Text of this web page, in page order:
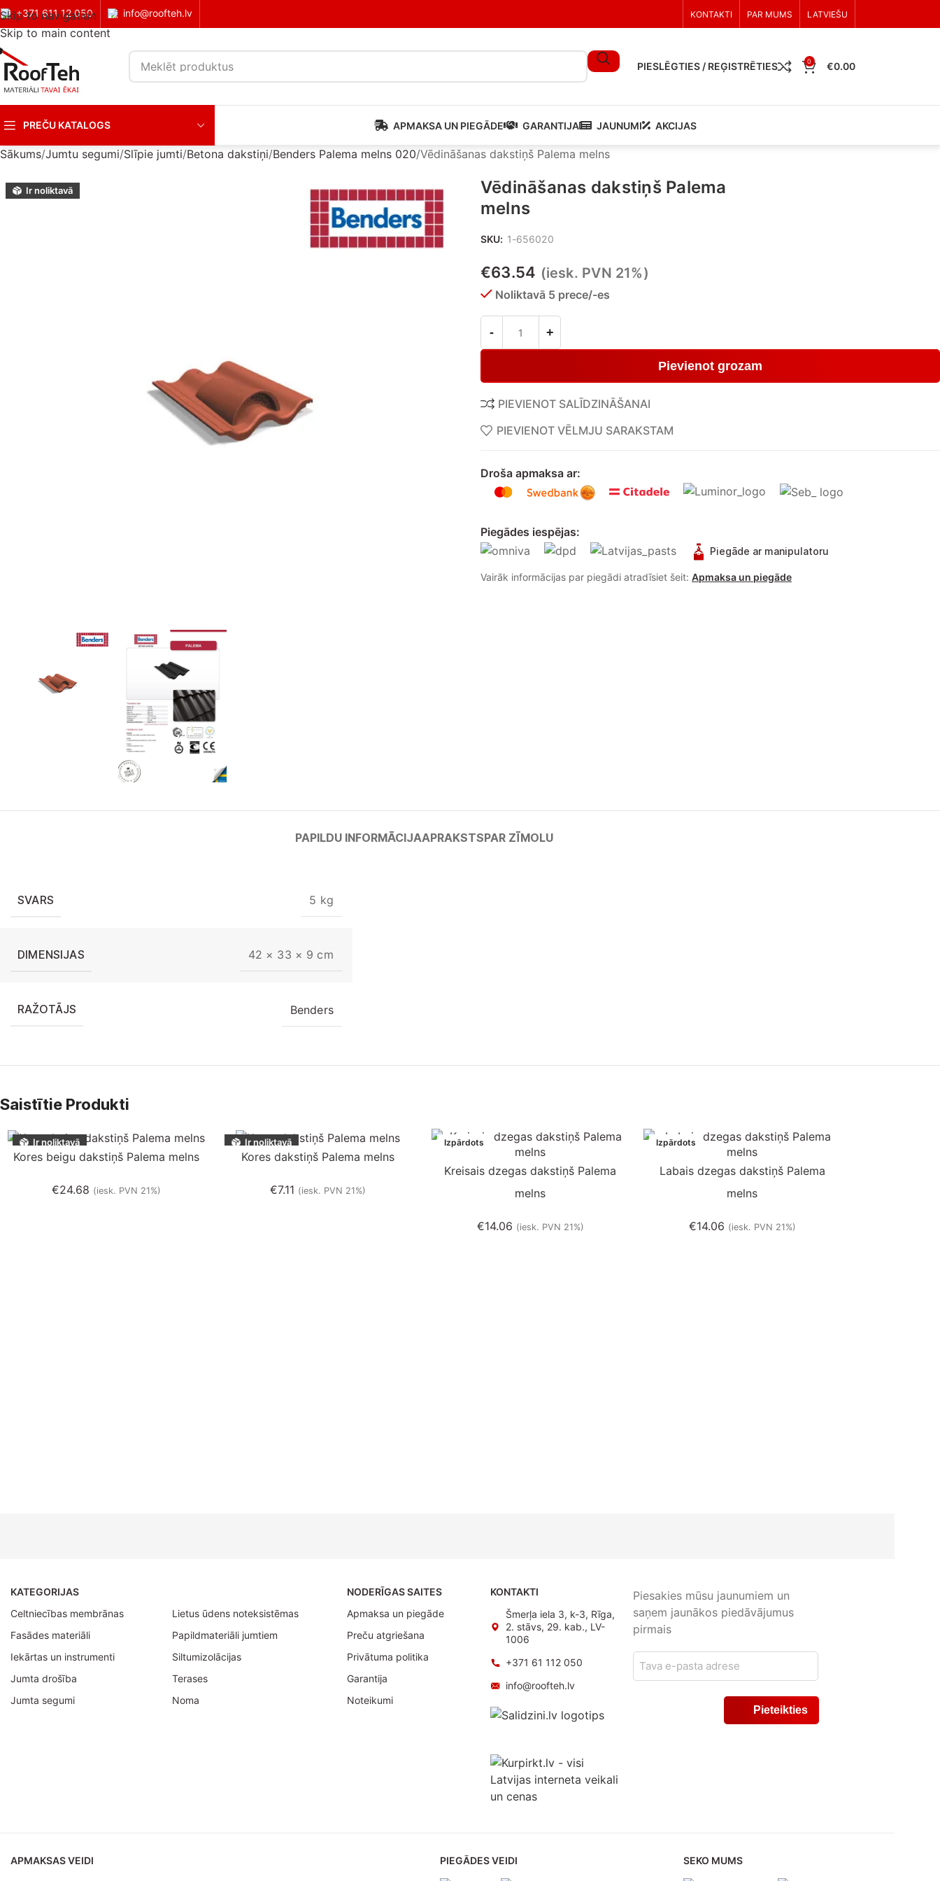
Skip to navigation
Skip to main content
+371 611 12 050 info@roofteh.lv KONTAKTI PAR MUMS LATVIEŠU
PIESLĒGTIES / REĢISTRĒTIES 0 €0.00
PREČU KATALOGS APMAKSA UN PIEGĀDE GARANTIJA JAUNUMI AKCIJAS
Sākums Jumtu segumi Slīpie jumti Betona dakstiņi Benders Palema melns 020 Vēdināšanas dakstiņš Palema melns
Ir noliktavā
Vēdināšanas dakstiņš Palema
melns
SKU: 1-656020
€63.54 (iesk. PVN 21%)
Noliktavā 5 prece/-es
Pievienot grozam
Droša apmaksa ar:
Piegādes iespējas:
Piegāde ar manipulatoru
Vairāk informācijas par piegādi atradīsiet šeit: Apmaksa un piegāde
PIEVIENOT SALĪDZINĀŠANAI
PIEVIENOT VĒLMJU SARAKSTAM
PAPILDU INFORMĀCIJAAPRAKSTSPAR ZĪMOLU
SVARS 5 kg
DIMENSIJAS 42 × 33 × 9 cm
RAŽOTĀJS Benders
Saistītie Produkti
Ir noliktavā
Kores beigu dakstiņš Palema melns
€24.68 (iesk. PVN 21%)
Ir noliktavā
Kores dakstiņš Palema melns
€7.11 (iesk. PVN 21%)
Izpārdots
Kreisais dzegas dakstiņš Palema
melns
€14.06 (iesk. PVN 21%)
Izpārdots
Labais dzegas dakstiņš Palema
melns
€14.06 (iesk. PVN 21%)
KATEGORIJAS
Celtniecības membrānas
Fasādes materiāli
Iekārtas un instrumenti
Jumta drošība
Jumta segumi
Lietus ūdens noteksistēmas
Papildmateriāli jumtiem
Siltumizolācijas
Terases
Noma
NODERĪGAS SAITES
Apmaksa un piegāde
Preču atgriešana
Privātuma politika
Garantija
Noteikumi
KONTAKTI
Šmerļa iela 3, k-3, Rīga,
2. stāvs, 29. kab., LV-
1006
+371 61 112 050
info@roofteh.lv
Piesakies mūsu jaunumiem un
saņem jaunākos piedāvājumus
pirmais
APMAKSAS VEIDI PIEGĀDES VEIDI SEKO MUMS